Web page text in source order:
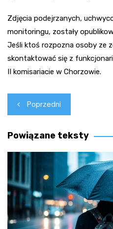
Zdjęcia podejrzanych,
monitoringu, zostały
Jeśli ktoś rozpozna osoby ze
skontaktować się z
II komisariacie w Chorzowie.
Nawigacja
wpisu
Poprzedni
Powiązane teksty